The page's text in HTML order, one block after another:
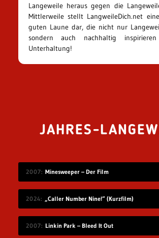
Langeweile heraus gegen die
Mittlerweile stellt LangweileDich.net
guten Laune dar, die nicht nur
sondern auch nachhaltig
Unterhaltung!
JAHRES-
2007 Minesweeper – Der Film
2024 „Caller Number Nine!“ (Kurzfilm)
2007 Linkin Park – Bleed It Out